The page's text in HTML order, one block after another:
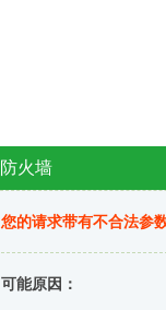
防火墙
您的请求带有不合法参
可能原因：